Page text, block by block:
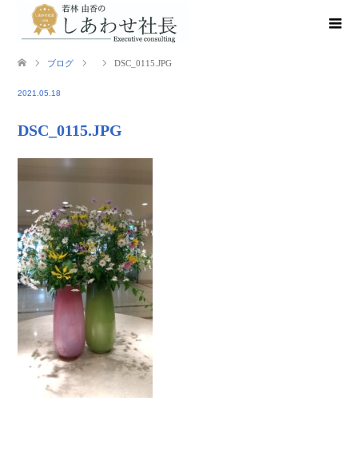
ブログ DSC_0115.JPG
2021.05.18
DSC_0115.JPG